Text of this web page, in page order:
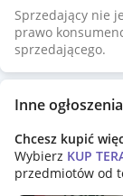
Sprzedający nie
prawo
sprzedającego.
Inne
Chcesz kupić
Wybierz KUP
przedmiotów od